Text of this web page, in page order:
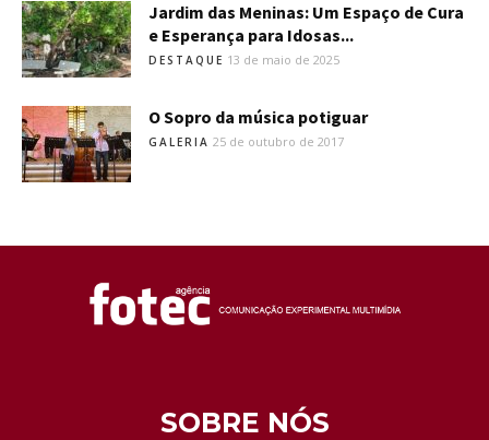
Jardim das Meninas: Um Espaço de Cura
e Esperança para Idosas...
DESTAQUE 13 de maio de 2025
O Sopro da música potiguar
GALERIA 25 de outubro de 2017
SOBRE NÓS